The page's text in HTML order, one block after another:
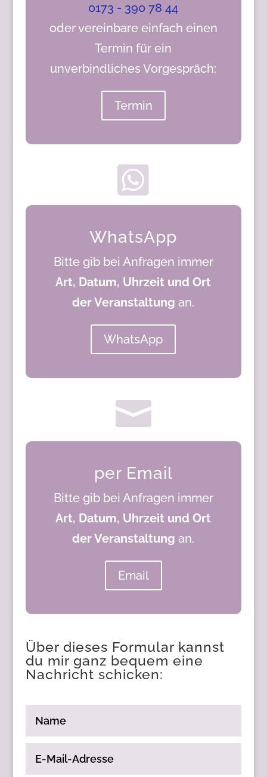
0173 - 390 78 44
oder vereinbare einfach einen
Termin für ein
unverbindliches Vorgespräch:
Termin

WhatsApp
Bitte gib bei Anfragen immer
Art, Datum, Uhrzeit und Ort
der Veranstaltung an.
WhatsApp

per Email
Bitte gib bei Anfragen immer
Art, Datum, Uhrzeit und Ort
der Veranstaltung an.
Email
Über dieses Formular kannst
du mir ganz bequem eine
Nachricht schicken:
Mail-